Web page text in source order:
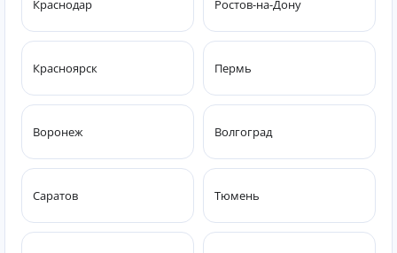
Краснодар Ростов-на-Дону
Красноярск Пермь
Воронеж Волгоград
Саратов Тюмень